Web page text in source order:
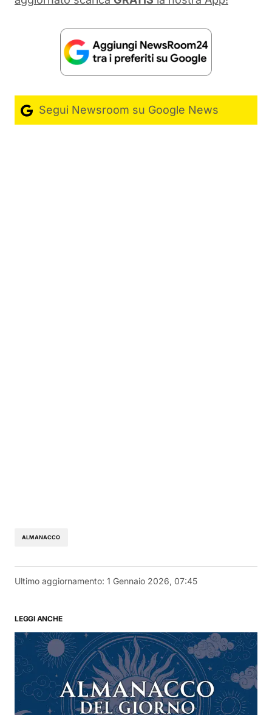
Segui Newsroom su Google News
ALMANACCO
Ultimo aggiornamento: 1 Gennaio 2026, 07:45
LEGGI ANCHE